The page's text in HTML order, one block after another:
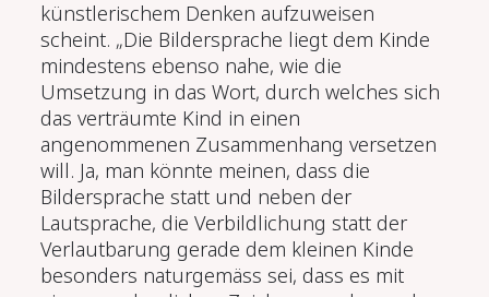
künstlerischem Denken aufzuweisen
scheint. „Die Bildersprache liegt dem Kinde
mindestens ebenso nahe, wie die
Umsetzung in das Wort, durch welches sich
das verträumte Kind in einen
angenommenen Zusammenhang versetzen
will. Ja, man könnte meinen, dass die
Bildersprache statt und neben der
Lautsprache, die Verbildlichung statt der
Verlautbarung gerade dem kleinen Kinde
besonders naturgemäss sei, dass es mit